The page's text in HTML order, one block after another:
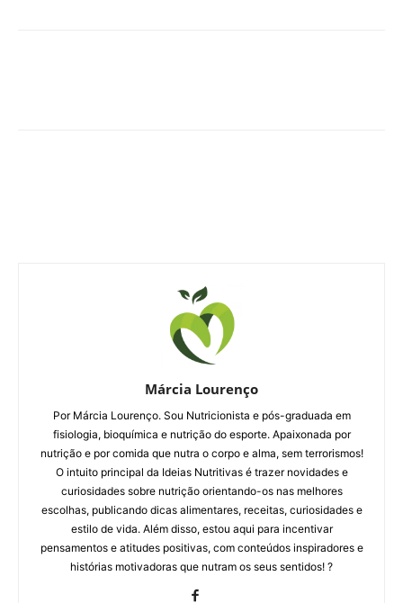
Márcia Lourenço
Por Márcia Lourenço. Sou Nutricionista e pós-graduada em
fisiologia, bioquímica e nutrição do esporte. Apaixonada por
nutrição e por comida que nutra o corpo e alma, sem terrorismos!
O intuito principal da Ideias Nutritivas é trazer novidades e
curiosidades sobre nutrição orientando-os nas melhores
escolhas, publicando dicas alimentares, receitas, curiosidades e
estilo de vida. Além disso, estou aqui para incentivar
pensamentos e atitudes positivas, com conteúdos inspiradores e
histórias motivadoras que nutram os seus sentidos! ?